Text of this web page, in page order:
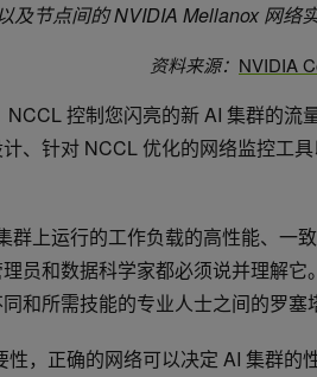
及节点间的 NVIDIA Mellanox 网络
资料来源： NVIDIA
NCCL 控制您闪亮的新 AI 集群的流
、针对 NCCL 优化的网络监控工
群上运行的工作负载的高性能、一
员和数据科学家都必须说并理解
和所需技能的专业人士之间的罗塞
性，正确的网络可以决定 AI 集群的